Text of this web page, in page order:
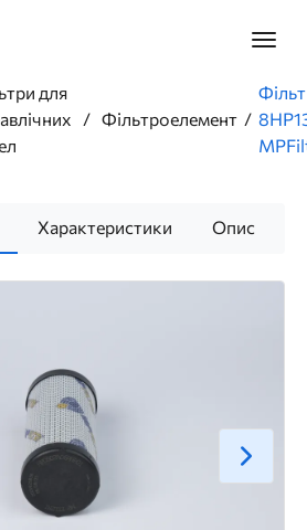
для
Фільтроелемент
Характеристики Опис